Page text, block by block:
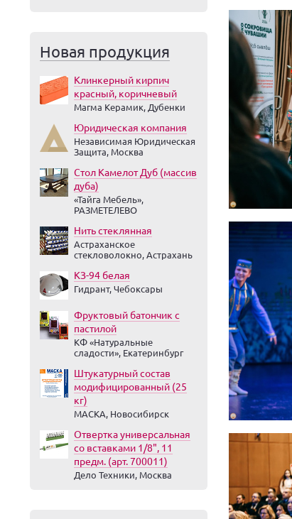
Новая продукция
Клинкерный кирпич
красный, коричневый
Магма Керамик, Дубенки
Юридическая компания
Независимая Юридическая
Защита, Москва
Стол Камелот Дуб (массив
дуба)
«Тайга Мебель»,
РАЗМЕТЕЛЕВО
Нить стеклянная
Астраханское
стекловолокно, Астрахань
КЗ-94 белая
Гидрант, Чебоксары
Фруктовый батончик с
пастилой
КФ «Натуральные
сладости», Екатеринбург
Штукатурный состав
модифицированный (25
кг)
МАСКА, Новосибирск
Отвертка универсальная
со вставками 1/8", 11
предм. (арт. 700011)
Дело Техники, Москва